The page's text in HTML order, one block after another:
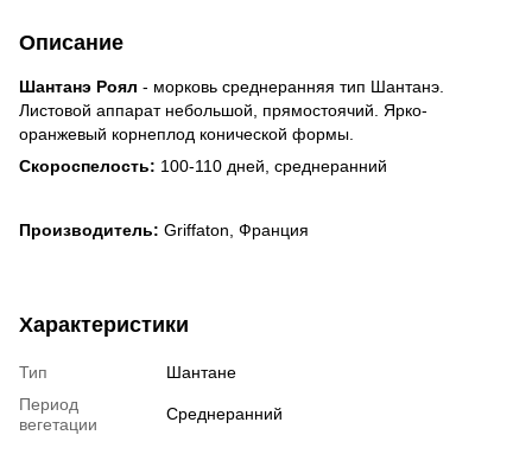
Описание
Шантанэ Роял - морковь среднеранняя тип Шантанэ.
Листовой аппарат небольшой, прямостоячий. Ярко-
оранжевый корнеплод конической формы.
Скороспелость: 100-110 дней, среднеранний
Производитель: Griffaton, Франция
Характеристики
Тип
Шантане
Период
вегетации
Среднеранний